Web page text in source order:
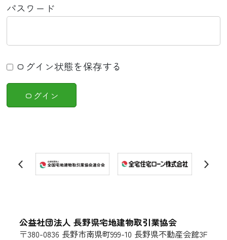
パスワード
ログイン状態を保存する
公益社団法人 長野県宅地建物取引業協会
〒380-0836 長野市南県町999-10 長野県不動産会館3F